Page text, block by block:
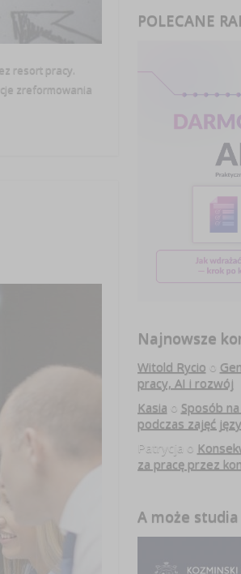
resort pracy.
zreformowania
POLECANE
Najnowsze
Witold Rycio o
pracy, AI i rozwój
Kasia o Sposób
podczas zajęć
Patrycja o
za pracę przez
A może